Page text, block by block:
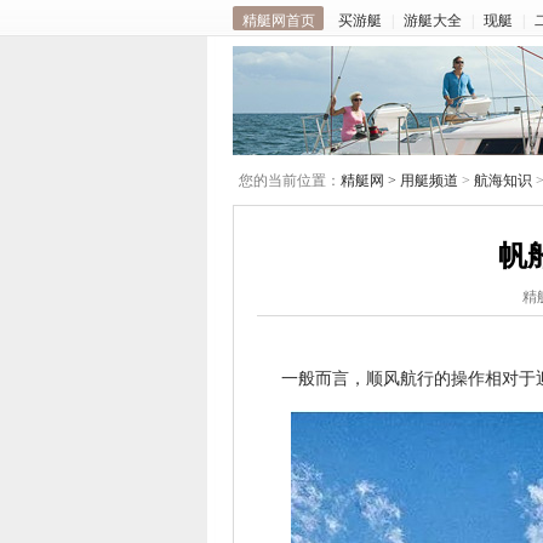
精艇网首页 买游艇 游艇大全 现艇
您的当前位置： 精艇网 > 用艇频道 > 航海知识
帆
精
一般而言，顺风航行的操作相对于